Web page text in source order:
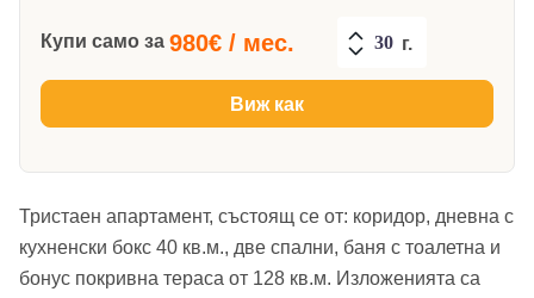
Купи само за 980€ / мес. г.
Виж как
Тристаен апартамент, състоящ се от: коридор, дневна с
кухненски бокс 40 кв.м., две спални, баня с тоалетна и
бонус покривна тераса от 128 кв.м. Изложенията са